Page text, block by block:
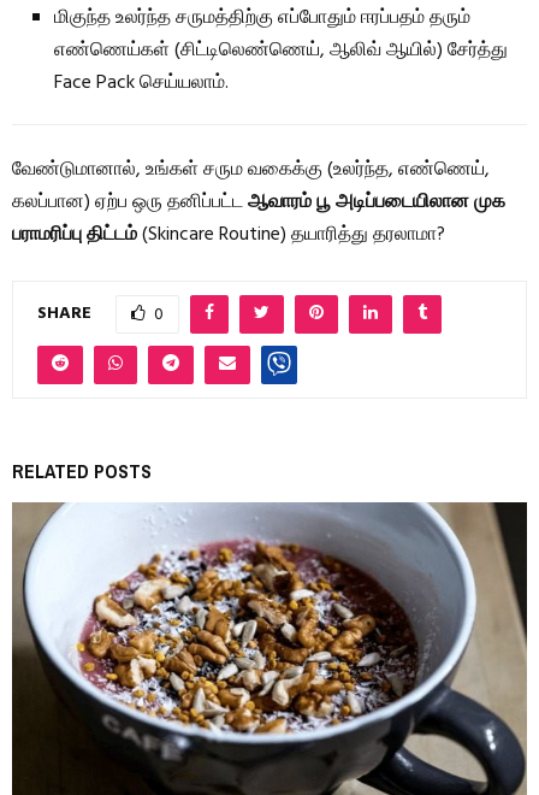
மிகுந்த உலர்ந்த சருமத்திற்கு எப்போதும் ஈரப்பதம் தரும்
எண்ணெய்கள் (சிட்டிலெண்ணெய், ஆலிவ் ஆயில்) சேர்த்து
Face Pack செய்யலாம்.
வேண்டுமானால், உங்கள் சரும வகைக்கு (உலர்ந்த, எண்ணெய்,
கலப்பான) ஏற்ப ஒரு தனிப்பட்டஆவாரம் பூ அடிப்படையிலான முக
பராமரிப்பு திட்டம்(Skincare Routine) தயாரித்து தரலாமா?
SHARE 0
RELATED POSTS